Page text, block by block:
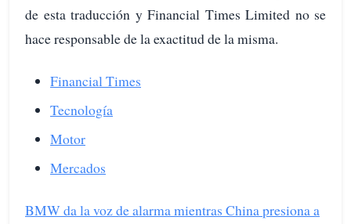
de esta traducción y Financial Times Limited no se
hace responsable de la exactitud de la misma.
Financial Times
Tecnología
Motor
Mercados
BMW da la voz de alarma mientras China presiona a